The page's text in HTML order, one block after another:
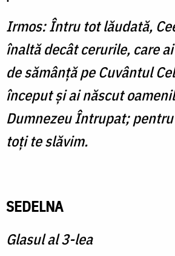
Irmos: Întru tot lăudată,
înaltă decât cerurile, care
de sămânţă pe Cuvântul
început şi ai născut
Dumnezeu Întrupat;
toţi te slăvim.
SEDELNA
Glasul al 3-lea